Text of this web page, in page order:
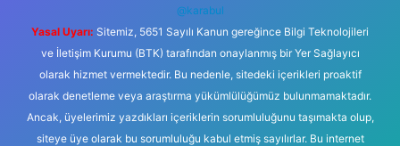
@karabul
Yasal Uyarı: Sitemiz, 5651 Sayılı Kanun gereğince Bilgi Teknolojileri
ve İletişim Kurumu (BTK) tarafından onaylanmış bir Yer Sağlayıcı
olarak hizmet vermektedir. Bu nedenle, sitedeki içerikleri proaktif
olarak denetleme veya araştırma yükümlülüğümüz bulunmamaktadır.
Ancak, üyelerimiz yazdıkları içeriklerin sorumluluğunu taşımakta olup,
siteye üye olarak bu sorumluluğu kabul etmiş sayılırlar. Bu internet